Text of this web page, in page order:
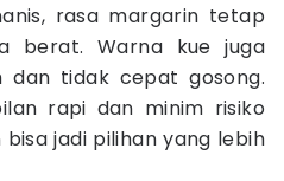
rasa margarin tetap
berat. Warna kue juga
dan tidak cepat gosong.
rapi dan minim risiko
jadi pilihan yang lebih